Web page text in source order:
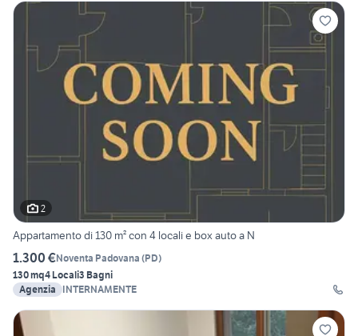
2
Appartamento di 130 m² con 4 locali e box auto a N
1.300 €Noventa Padovana (PD)
130 mq4 Locali3 Bagni
Agenzia
INTERNAMENTE